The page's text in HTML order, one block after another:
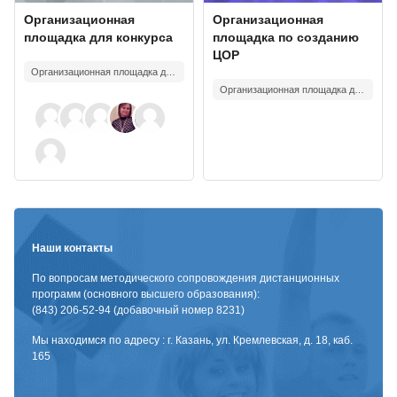
Изображение курса
Название курса
Организационная
площадка для конкурса
Изображение курса
Название курса
Организационная
площадка по созданию
ЦОР
Наши контакты
По вопросам методического сопровождения дистанционных
программ (основного высшего образования):
(843) 206-52-94 (добавочный номер 8231)
Мы находимся по адресу : г. Казань, ул. Кремлевская, д. 18, каб.
165